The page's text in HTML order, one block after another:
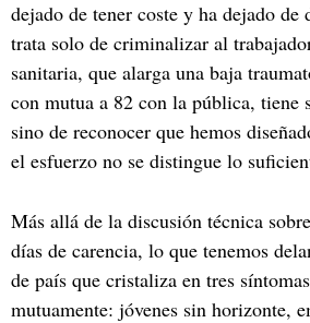
dejado de tener coste y ha dejado de
trata solo de criminalizar al
sanitaria, que alarga una baja
con mutua a 82 con la pública, tiene
sino de reconocer que hemos
el esfuerzo no se distingue lo
Más allá de la discusión técnica
días de carencia, lo que tenemos
de país que cristaliza en tres
mutuamente: jóvenes sin horizonte,